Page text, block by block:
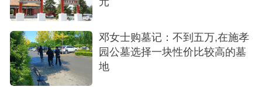
生态卧碑
邓女士购墓记：不到五万,在施孝
园公墓选择一块性价比较高的墓
地